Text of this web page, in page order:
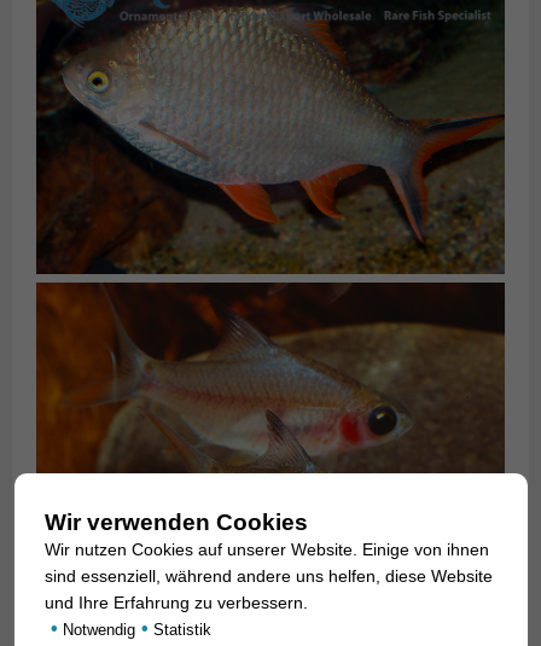
Wir verwenden Cookies
Wir nutzen Cookies auf unserer Website. Einige von ihnen
sind essenziell, während andere uns helfen, diese Website
und Ihre Erfahrung zu verbessern.
• Notwendig • Statistik